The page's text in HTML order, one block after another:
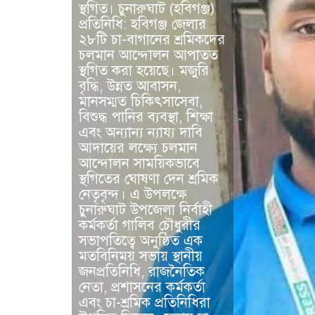
স্থগিত। চুনারুঘাট (হবিগঞ্জ)
প্রতিনিধি: হবিগঞ্জ জেলার
২৮টি চা-বাগানের শ্রমিকদের
চলমান আন্দোলন আপাতত
স্থগিত করা হয়েছে। মজুরি
বৃদ্ধি, উন্নত আবাসন,
মানসম্মত চিকিৎসাসেবা,
বিশুদ্ধ পানির ব্যবস্থা, শিক্ষা
এবং অন্যান্য ন্যায্য দাবি
আদায়ের লক্ষ্যে চলমান
আন্দোলন সাময়িকভাবে
স্থগিতের ঘোষণা দেন শ্রমিক
নেতৃবৃন্দ। এ উপলক্ষে
চুনারুঘাট উপজেলা নির্বাহী
কর্মকর্তা গালিব চৌধুরীর
সভাপতিত্বে অনুষ্ঠিত এক
মতবিনিময় সভায় স্থানীয়
জনপ্রতিনিধি, রাজনৈতিক
নেতা, প্রশাসনের কর্মকর্তা
এবং চা-শ্রমিক প্রতিনিধিরা